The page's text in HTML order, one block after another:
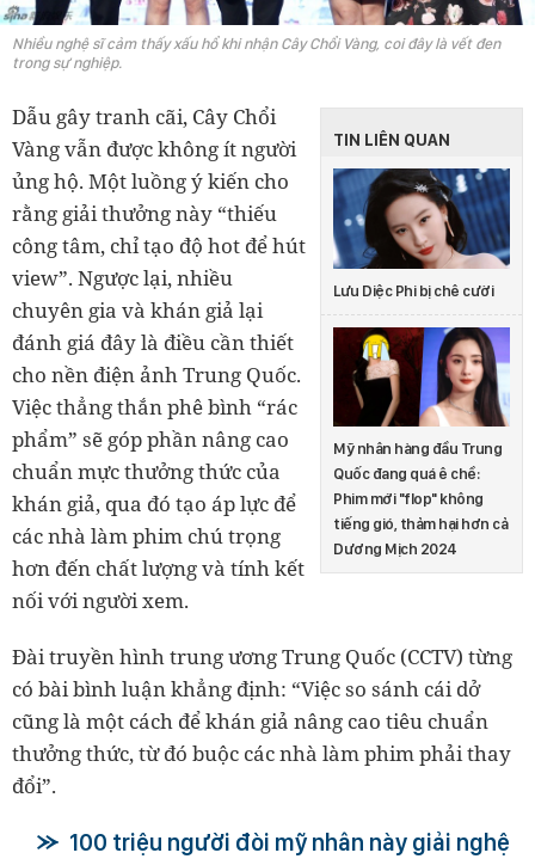
Nhiều nghệ sĩ cảm thấy xấu hổ khi nhận Cây Chổi Vàng, coi đây là vết đen
trong sự nghiệp.
TIN LIÊN QUAN
Lưu Diệc Phi bị chê cười
Mỹ nhân hàng đầu Trung
Quốc đang quá ê chề:
Phim mới "flop" không
tiếng gió, thảm hại hơn cả
Dương Mịch 2024
Dẫu gây tranh cãi, Cây Chổi
Vàng vẫn được không ít người
ủng hộ. Một luồng ý kiến cho
rằng giải thưởng này “thiếu
công tâm, chỉ tạo độ hot để hút
view”. Ngược lại, nhiều
chuyên gia và khán giả lại
đánh giá đây là điều cần thiết
cho nền điện ảnh Trung Quốc.
Việc thẳng thắn phê bình “rác
phẩm” sẽ góp phần nâng cao
chuẩn mực thưởng thức của
khán giả, qua đó tạo áp lực để
các nhà làm phim chú trọng
hơn đến chất lượng và tính kết
nối với người xem.
Đài truyền hình trung ương Trung Quốc (CCTV) từng
có bài bình luận khẳng định: “Việc so sánh cái dở
cũng là một cách để khán giả nâng cao tiêu chuẩn
thưởng thức, từ đó buộc các nhà làm phim phải thay
đổi”.
100 triệu người đòi mỹ nhân này giải nghệ